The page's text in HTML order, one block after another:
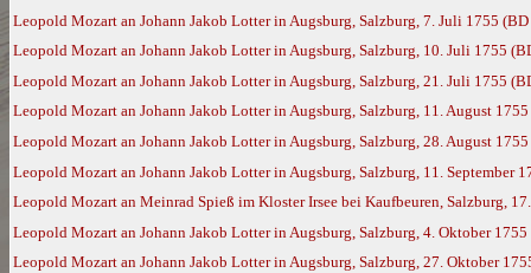
Leopold Mozart an Johann Jakob Lotter in Augsburg, Salzburg, 7. Juli 1755
Leopold Mozart an Johann Jakob Lotter in Augsburg, Salzburg, 10. Juli 1755
Leopold Mozart an Johann Jakob Lotter in Augsburg, Salzburg, 21. Juli 1755
Leopold Mozart an Johann Jakob Lotter in Augsburg, Salzburg, 11. August
Leopold Mozart an Johann Jakob Lotter in Augsburg, Salzburg, 28. August
Leopold Mozart an Johann Jakob Lotter in Augsburg, Salzburg, 11. September
Leopold Mozart an Meinrad Spieß im Kloster Irsee bei Kaufbeuren, Salzburg,
Leopold Mozart an Johann Jakob Lotter in Augsburg, Salzburg, 4. Oktober
Leopold Mozart an Johann Jakob Lotter in Augsburg, Salzburg, 27. Oktober